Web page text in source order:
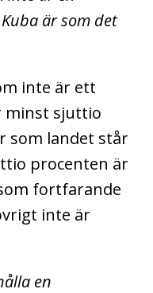
är som det
inte är ett
minst sjuttio
som landet står
procenten är
fortfarande
inte är
en